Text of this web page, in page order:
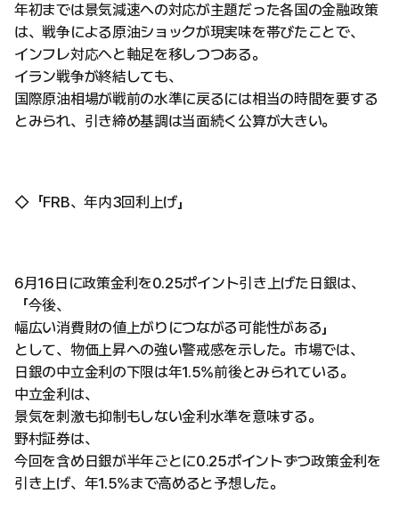
年初までは景気減速への対応が主題だった各国の金融政策
は、戦争による原油ショックが現実味を帯びたことで、
インフレ対応へと軸足を移しつつある。
イラン戦争が終結しても、
国際原油相場が戦前の水準に戻るには相当の時間を要する
とみられ、引き締め基調は当面続く公算が大きい。
◇「FRB、年内3回利上げ」
6月16日に政策金利を0.25ポイント引き上げた日銀は、
「今後、
幅広い消費財の値上がりにつながる可能性がある」
として、物価上昇への強い警戒感を示した。市場では、
日銀の中立金利の下限は年1.5%前後とみられている。
中立金利は、
景気を刺激も抑制もしない金利水準を意味する。
野村証券は、
今回を含め日銀が半年ごとに0.25ポイントずつ政策金利を
引き上げ、年1.5%まで高めると予想した。